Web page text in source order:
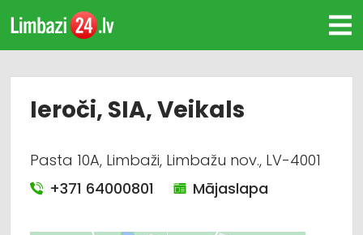
Ieroči, SIA, Veikals
Pasta 10A, Limbaži, Limbažu nov., LV-4001
+371 64000801
Mājaslapa